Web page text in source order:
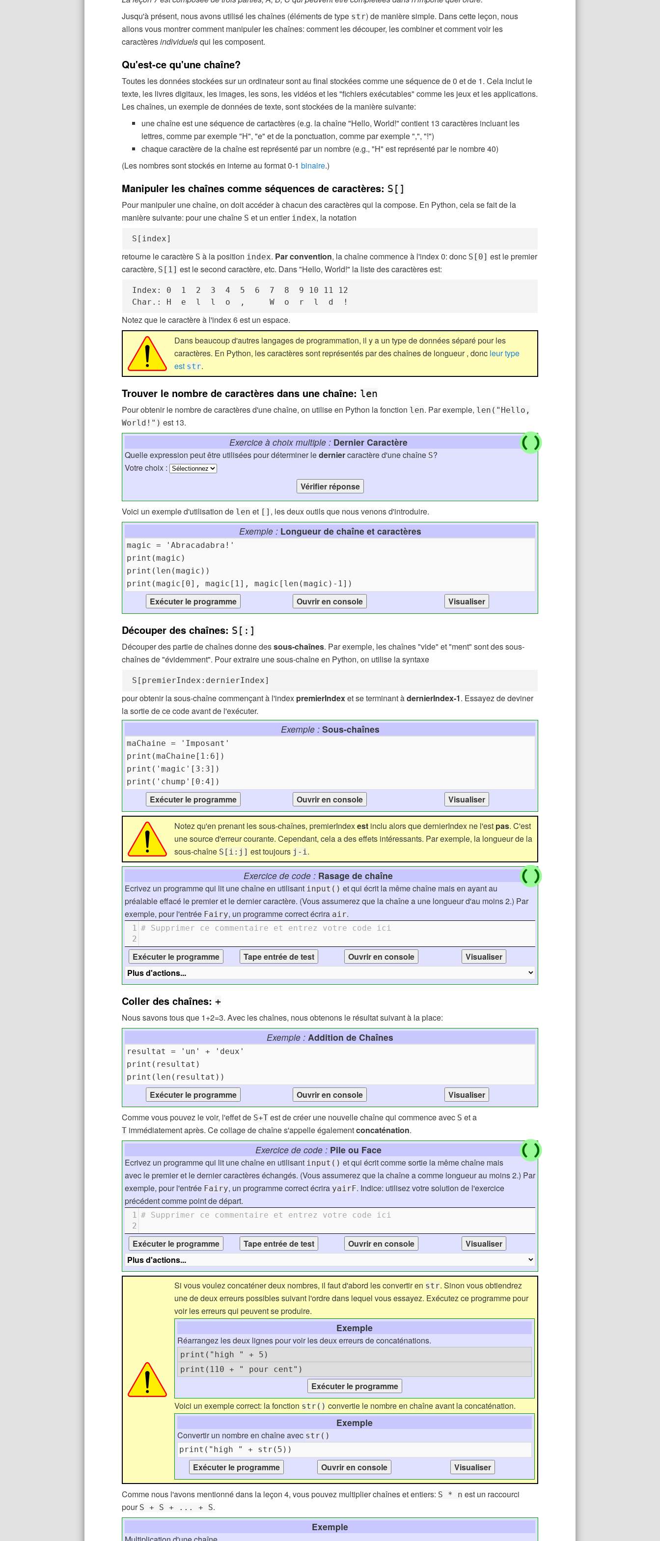
Jusqu'à présent, nous avons utilisé les chaînes (éléments de type str) de manière simple. Dans cette leçon, nous
allons vous montrer comment manipuler les chaînes: comment les découper, les combiner et comment voir les
caractèresindividuelsqui les composent.
Qu'est-ce qu'une chaîne?
Toutes les données stockées sur un ordinateur sont au final stockées comme une séquence de 0 et de 1. Cela inclut le
texte, les livres digitaux, les images, les sons, les vidéos et les "fichiers exécutables" comme les jeux et les applications.
Les chaînes, un exemple de données de texte, sont stockées de la manière suivante:
une chaîne est une séquence de cartactères (e.g. la chaîne "Hello, World!" contient 13 caractères incluant les
lettres, comme par exemple "H", "e" et de la ponctuation, comme par exemple ",", "!")
chaque caractère de la chaîne est représenté par un nombre (e.g., "H" est représenté par le nombre 40)
(Les nombres sont stockés en interne au format 0-1 binaire.)
Manipuler les chaînes comme séquences de caractères: S[]
Pour manipuler une chaîne, on doit accéder à chacun des caractères qui la compose. En Python, cela se fait de la
manière suivante: pour une chaîne S et un entier index, la notation
S[index]
retourne le caractère S à la position index. Par convention, la chaîne commence à l'index 0: donc S[0] est le premier
caractère, S[1] est le second caractère, etc. Dans "Hello, World!" la liste des caractères est:
Index: 0  1  2  3  4  5  6  7  8  9 10 11 12
Char.: H  e  l  l  o  ,     W  o  r  l  d  !
Notez que le caractère à l'index 6 est un espace.
Dans beaucoup d'autres langages de programmation, il y a un type de données séparé pour les
caractères. En Python, les caractères sont représentés par des chaînes de longueur , donc leur type
est str.
Trouver le nombre de caractères dans une chaîne: len
Pour obtenir le nombre de caractères d'une chaîne, on utilise en Python la fonction len. Par exemple, len("Hello,
World!") est 13.
Exercice à choix multiple : Dernier Caractère
Quelle expression peut être utilisées pour déterminer lederniercaractère d'une chaîne S?
Votre choix :
Voici un exemple d'utilisation de len et [] , les deux outils que nous venons d'introduire.
Exemple : Longueur de chaîne et caractères
Découper des chaînes: S[:]
Découper des partie de chaînes donne dessous-chaînes. Par exemple, les chaînes "vide" et "ment" sont des sous-
chaînes de "évidemment". Pour extraire une sous-chaîne en Python, on utilise la syntaxe
S[premierIndex:dernierIndex]
pour obtenir la sous-chaîne commençant à l'index premierIndexet se terminant àdernierIndex-1. Essayez de deviner
la sortie de ce code avant de l'exécuter.
Exemple : Sous-chaînes
Notez qu'en prenant les sous-chaînes, premierIndexest inclu alors que dernierIndex ne l'est pas. C'est
une source d'erreur courante. Cependant, cela a des effets intéressants. Par exemple, la longueur de la
sous-chaîne S[i:j] est toujours j-i.
Exercice de code : Rasage de chaîne
Ecrivez un programme qui lit une chaîne en utilisant input() et qui écrit la même chaîne mais en ayant au
préalable effacé le premier et le dernier caractère. (Vous assumerez que la chaîne a une longueur d'au moins 2.) Par
exemple, pour l'entrée Fairy, un programme correct écrira air.
1 # Supprimer ce commentaire et entrez votre code ici
2
Coller des chaînes: +
Nous savons tous que 1+2=3. Avec les chaînes, nous obtenons le résultat suivant à la place:
Exemple : Addition de Chaînes
Comme vous pouvez le voir, l'effet de S+T est de créer une nouvelle chaîne qui commence avec S et a
T immédiatement après. Ce collage de chaîne s'appelle égalementconcaténation.
Exercice de code : Pile ou Face
Ecrivez un programme qui lit une chaîne en utilisant input() et qui écrit comme sortie la même chaîne mais
avec le premier et le dernier caractères échangés. (Vous assumerez que la chaîne a comme longueur au moins 2.) Par
exemple, pour l'entrée Fairy, un programme correct écrira yairF. Indice: utilisez votre solution de l'exercice
précédent comme point de départ.
1 # Supprimer ce commentaire et entrez votre code ici
2
Si vous voulez concaténer deux nombres, il faut d'abord les convertir en str. Sinon vous obtiendrez
une de deux erreurs possibles suivant l'ordre dans lequel vous essayez. Exécutez ce programme pour
voir les erreurs qui peuvent se produire.
Exemple
Réarrangez les deux lignes pour voir les deux erreurs de concaténations.
print("high " + 5)
print(110 + " pour cent")
Voici un exemple correct: la fonction str() convertie le nombre en chaîne avant la concaténation.
Exemple
Convertir un nombre en chaîne avec str()
Comme nous l'avons mentionné dans la leçon 4, vous pouvez multiplier chaînes et entiers: S * n est un raccourci
pour S + S + ... + S.
Exemple